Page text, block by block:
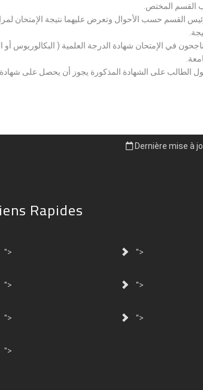
القسم المختص.
القسم حسب الأحوال وتعرض عليهما نتيجة الإمتحان
في الإمتحان شهادة الدرجة العلمية ( البكالوريوس أو
على الشهادة المذكورة يجوز أن يحصل على شهادة
Dernière mise à
Rapides
"> ">
"> ">
"> ">
">